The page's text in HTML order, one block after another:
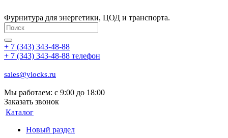
Фурнитура для энергетики, ЦОД и транспорта.
+ 7 (343) 343-48-88
+ 7 (343) 343-48-88 телефон
sales@ylocks.ru
Мы работаем: с 9:00 до 18:00
Заказать звонок
Каталог
Новый раздел